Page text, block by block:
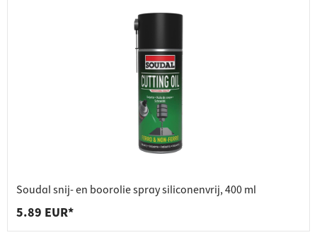
Soudal snij- en boorolie spray siliconenvrij, 400 ml
5.89 EUR*